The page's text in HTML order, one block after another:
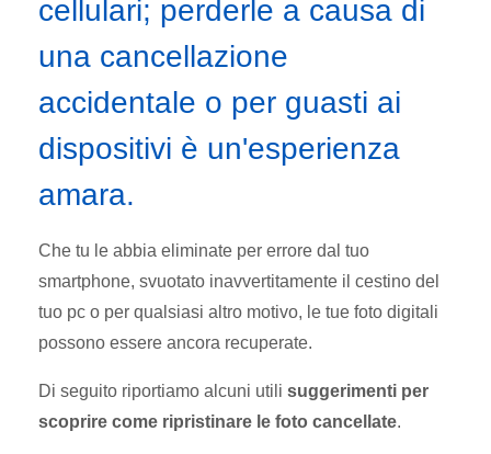
cellulari; perderle a causa di
una cancellazione
accidentale o per guasti ai
dispositivi è un'esperienza
amara.
Che tu le abbia eliminate per errore dal tuo
smartphone, svuotato inavvertitamente il cestino del
tuo pc o per qualsiasi altro motivo, le tue foto digitali
possono essere ancora recuperate.
Di seguito riportiamo alcuni utili suggerimenti per
scoprire come ripristinare le foto cancellate.